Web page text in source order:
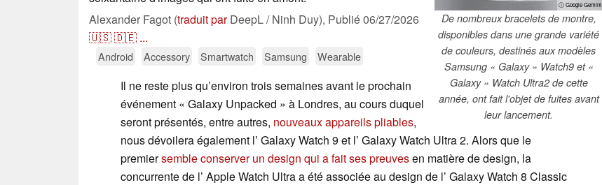
ⓘ Google Gemini
De nombreux bracelets de montre,
disponibles dans une grande variété
de couleurs, destinés aux modèles
Samsung « Galaxy » Watch9 et «
Galaxy » Watch Ultra2 de cette
année, ont fait l'objet de fuites avant
leur lancement.
Alexander Fagot (traduit parDeepL / Ninh Duy), Publié06/27/2026
🇺🇸🇩🇪 ...
Android Accessory Smartwatch Samsung Wearable
Il ne reste plus qu’environ trois semaines avant le prochain
événement « Galaxy Unpacked » à Londres, au cours duquel
seront présentés, entre autres, nouveaux appareils pliables,
nous dévoilera également l’ Galaxy Watch 9 et l’ Galaxy Watch Ultra 2. Alors que le
premiersemble conserver un design qui a fait ses preuvesen matière de design, la
concurrente de l’ Apple Watch Ultra a été associée au design de l’ Galaxy Watch 8 Classic